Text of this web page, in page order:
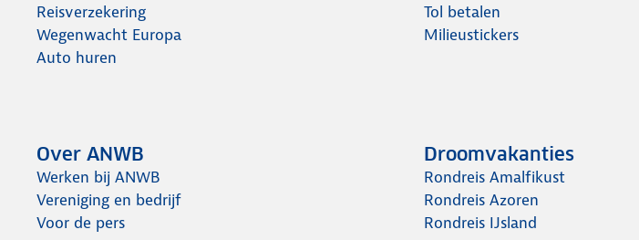
Reisverzekering
Wegenwacht Europa
Auto huren
Tol betalen
Milieustickers
Over ANWB
Werken bij ANWB
Vereniging en bedrijf
Voor de pers
Droomvakanties
Rondreis Amalfikust
Rondreis Azoren
Rondreis IJsland